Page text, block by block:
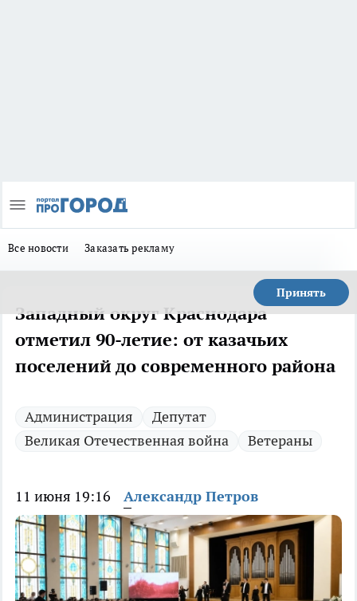
Все новости Заказать рекламу
Принять
Западный округ Краснодара
отметил 90-летие: от казачьих
поселений до современного района
Администрация
Депутат
Великая Отечественная война
Ветераны
11 июня 19:16 Александр Петров